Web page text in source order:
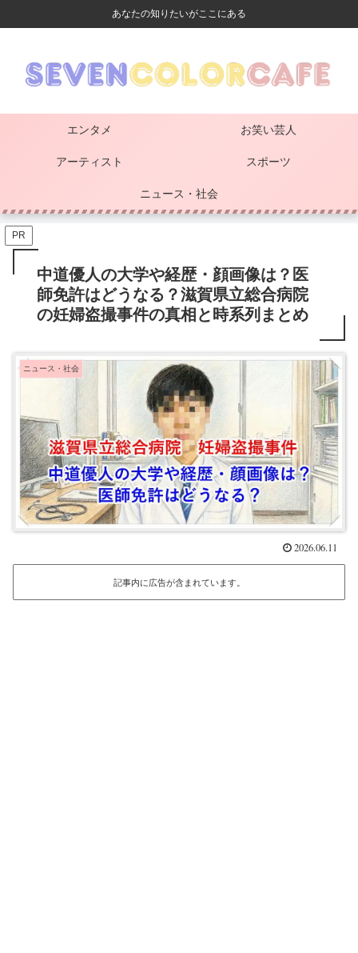
あなたの知りたいがここにある
エンタメ お笑い芸人
アーティスト スポーツ
ニュース・社会
PR
中道優人の大学や経歴・顔画像は？医
師免許はどうなる？滋賀県立総合病院
の妊婦盗撮事件の真相と時系列まとめ
ニュース・社会
2026.06.11
記事内に広告が含まれています。